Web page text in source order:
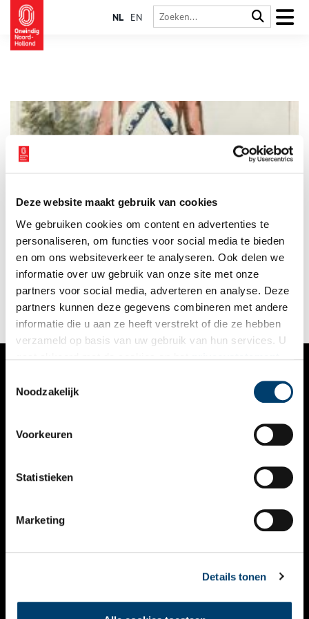
Deze website maakt gebruik van cookies
We gebruiken cookies om content en advertenties te
personaliseren, om functies voor social media te bieden
en om ons websiteverkeer te analyseren. Ook delen we
informatie over uw gebruik van onze site met onze
partners voor social media, adverteren en analyse. Deze
partners kunnen deze gegevens combineren met andere
informatie die u aan ze heeft verstrekt of die ze hebben
verzameld op basis van uw gebruik van hun services. U
Noodzakelijk
Voorkeuren
Statistieken
Marketing
Details tonen
NL EN
Laten we hem maar even ‘George’ noemen, naar koning George
de Derde, wie hij diende. Een van de 32.000 (!) Engelse
soldaten die bij de Engels-Russische invasie op 27 augustus
1799 aan land waren gezet door een armada van ruim 150
vaartuigen. Daar stond hij dan op het strand bij Groote Keeten
op een zonovergoten dag, niet wetend hoe snel het eind zou
komen.
VERHALEN
KALENDER
THEMA’S
VIDEO’S
CONTACT